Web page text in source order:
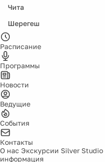
Чита
Шерегеш
Расписание
Программы
Новости
Ведущие
События
Контакты
О нас Экскурсии Silver Studio
информация